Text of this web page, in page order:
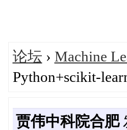
论坛 › Machine
Python+scikit-
贾伟中科院合肥